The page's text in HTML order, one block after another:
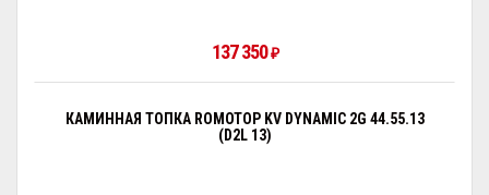
137 350 ₽
КАМИННАЯ ТОПКА ROMOTOP KV DYNAMIC 2G 44.55.13
(D2L 13)